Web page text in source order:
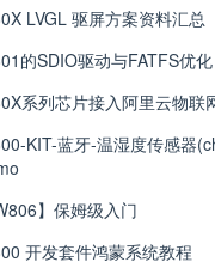
LVGL 驱屏方案资料汇总
的SDIO驱动与FATFS优化
系列芯片接入阿里云物联
KIT-蓝牙-温湿度传感器
】保姆级入门
开发套件鸿蒙系统教程